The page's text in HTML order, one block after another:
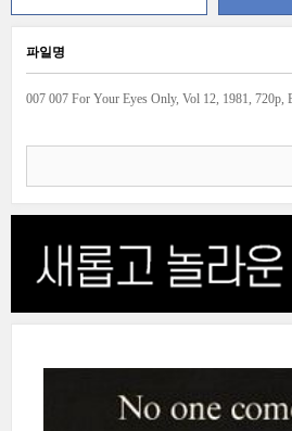
파일명